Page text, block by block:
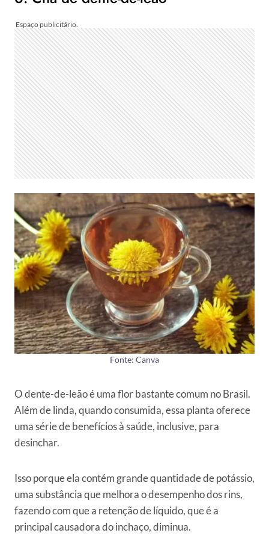
Fonte: Canva
O dente-de-leão é uma flor bastante comum no Brasil.
Além de linda, quando consumida, essa planta oferece
uma série de benefícios à saúde, inclusive, para
desinchar.
Isso porque ela contém grande quantidade de potássio,
uma substância que melhora o desempenho dos rins,
fazendo com que a retenção de líquido, que é a
principal causadora do inchaço, diminua.